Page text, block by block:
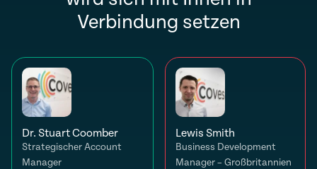
Verbindung setzen
Dr. Stuart Coomber
Strategischer Account
Manager
Lewis Smith
Business Development
Manager – Großbritannien